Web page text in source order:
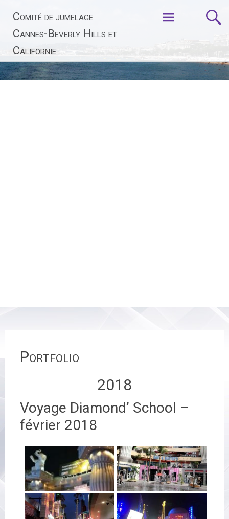
contenu
Comité de jumelage
Cannes-Beverly Hills et
Californie
Portfolio
2018
Voyage Diamond’ School –
février 2018